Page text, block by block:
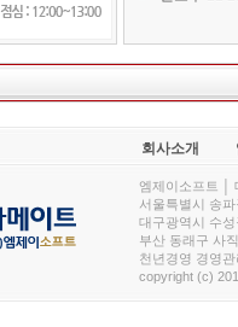
회사소개
엠제이소프트 │
서울특별시 송
대구광역시 수
부산 동래구 사
천년경영 경영
copyright (c)